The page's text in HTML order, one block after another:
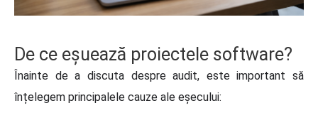
De ce eșuează proiectele software?
Înainte de a discuta despre audit, este important să
înțelegem principalele cauze ale eșecului: